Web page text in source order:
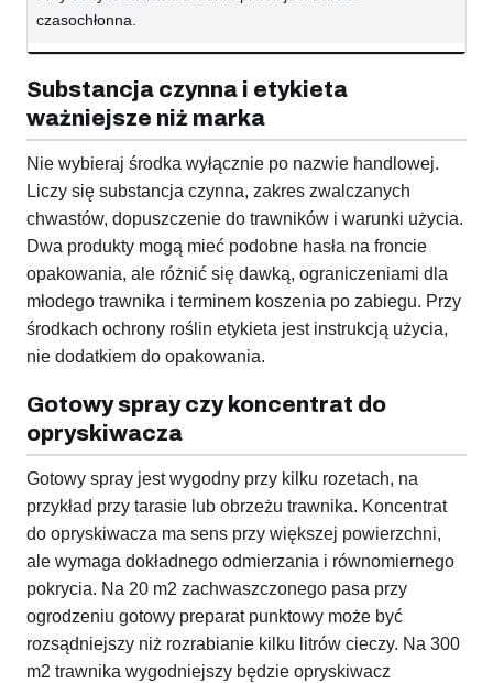
czasochłonna.
Substancja czynna i etykieta
ważniejsze niż marka
Nie wybieraj środka wyłącznie po nazwie handlowej.
Liczy się substancja czynna, zakres zwalczanych
chwastów, dopuszczenie do trawników i warunki użycia.
Dwa produkty mogą mieć podobne hasła na froncie
opakowania, ale różnić się dawką, ograniczeniami dla
młodego trawnika i terminem koszenia po zabiegu. Przy
środkach ochrony roślin etykieta jest instrukcją użycia,
nie dodatkiem do opakowania.
Gotowy spray czy koncentrat do
opryskiwacza
Gotowy spray jest wygodny przy kilku rozetach, na
przykład przy tarasie lub obrzeżu trawnika. Koncentrat
do opryskiwacza ma sens przy większej powierzchni,
ale wymaga dokładnego odmierzania i równomiernego
pokrycia. Na 20 m2 zachwaszczonego pasa przy
ogrodzeniu gotowy preparat punktowy może być
rozsądniejszy niż rozrabianie kilku litrów cieczy. Na 300
m2 trawnika wygodniejszy będzie opryskiwacz